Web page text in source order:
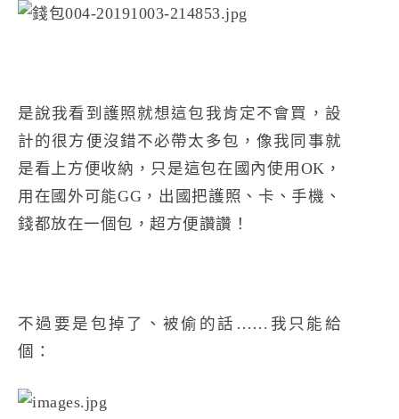
是說我看到護照就想這包我肯定不會買，設
計的很方便沒錯不必帶太多包，像我同事就
是看上方便收納，只是這包在國內使用OK，
用在國外可能GG，出國把護照、卡、手機、
錢都放在一個包，超方便讚讚！
不過要是包掉了、被偷的話……我只能給
個：